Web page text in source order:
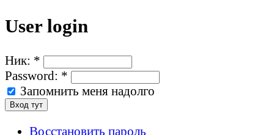
User login
Ник: *
Password: *
Запомнить меня надолго
Восстановить пароль